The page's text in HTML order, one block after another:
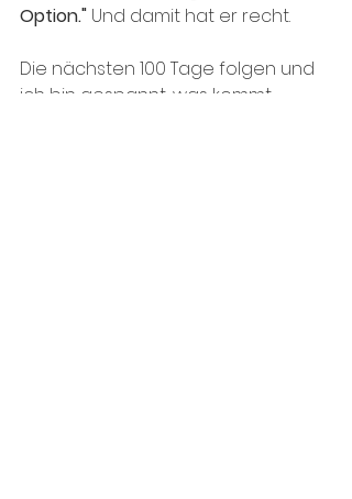
Option." Und damit hat er recht.
Die nächsten 100 Tage folgen und
ich bin gespannt, was kommt.